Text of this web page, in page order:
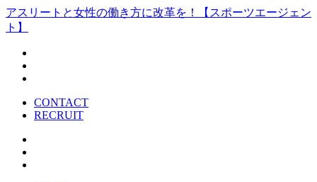
アスリートと女性の働き方に改革を！【スポーツエージェン
ト】
CONTACT
RECRUIT